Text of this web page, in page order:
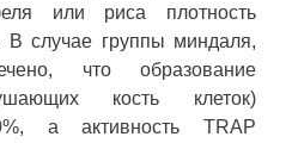
или риса плотность
В случае группы миндаля,
что образование
кость клеток)
а активность TRAP